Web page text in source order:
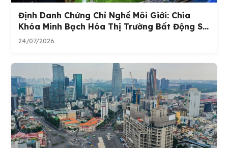
Định Danh Chứng Chỉ Nghề Môi Giới: Chìa
Khóa Minh Bạch Hóa Thị Trường Bất Động S...
24/07/2026